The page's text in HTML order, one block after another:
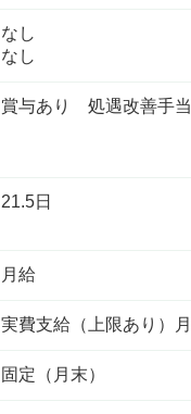
なし
なし
賞与あり 処遇改善手
21.5日
月給
実費支給（上限あり）
固定（月末）